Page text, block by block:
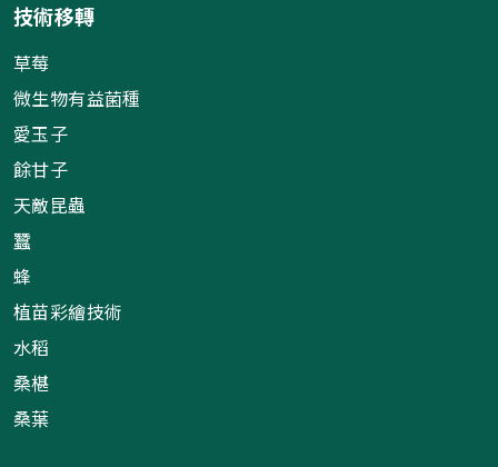
技術移轉
草莓
微生物有益菌種
愛玉子
餘甘子
天敵昆蟲
蠶
蜂
植苗彩繪技術
水稻
桑椹
桑葉